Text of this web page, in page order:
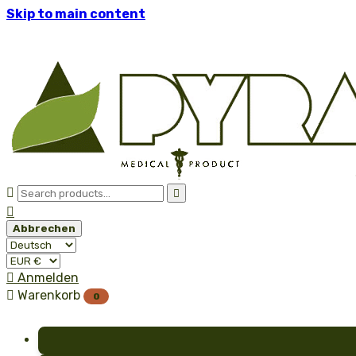
Skip to main content
 

Abbrechen
 Anmelden
 Warenkorb 0